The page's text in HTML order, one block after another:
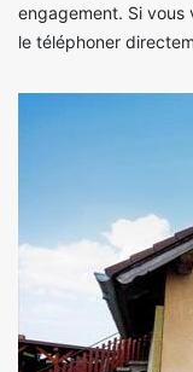
engagement. Si vous
le téléphoner